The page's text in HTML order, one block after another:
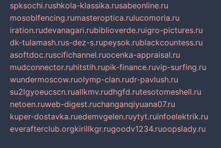
spksochi.rushkola-klassika.rusabeonline.ru
mosoblfencing.rumasteroptica.rulucomoria.ru
iration.rudevanagari.rubiblioverde.ruigro-pictures.ru
dk-tulamash.rus-dez-s.rupeysok.rublackcountess.ru
asoftdoc.ruscifichannel.ruocenka-appraisal.ru
mudconnector.ruhitstih.rupik-finance.ruvip-surfing.ru
wundermoscow.ruolymp-clan.rudr-pavlush.ru
su2lgyoeucscn.ruallkmv.rudhgfd.rutesotomeshell.ru
netoen.ruweb-digest.ruchanganqiyuana07.ru
kuper-dostavka.ruedemvgelen.ruytyt.ruinfoelektrik.ru
everafterclub.orgkirillkgr.rugoodv1234.ruoopslady.ru